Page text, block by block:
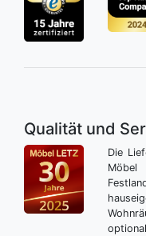
Qualität und
Die